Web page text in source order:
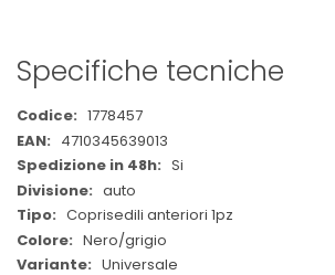
Specifiche tecniche
Maggiori
Informazioni
1778457
4710345639013
Si
auto
Coprisedili anteriori 1pz
Nero/grigio
Universale